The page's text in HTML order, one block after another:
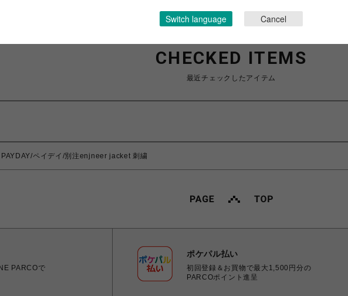
CHECKED ITEMS
最近チェックしたアイテム
PAYDAY/ペイデイ/別注enjneer jacket 刺繍
PARCOで
ポケパル払い
初回登録＆お買物で最大1,500円分の
PARCOポイント進呈
Switch language Cancel